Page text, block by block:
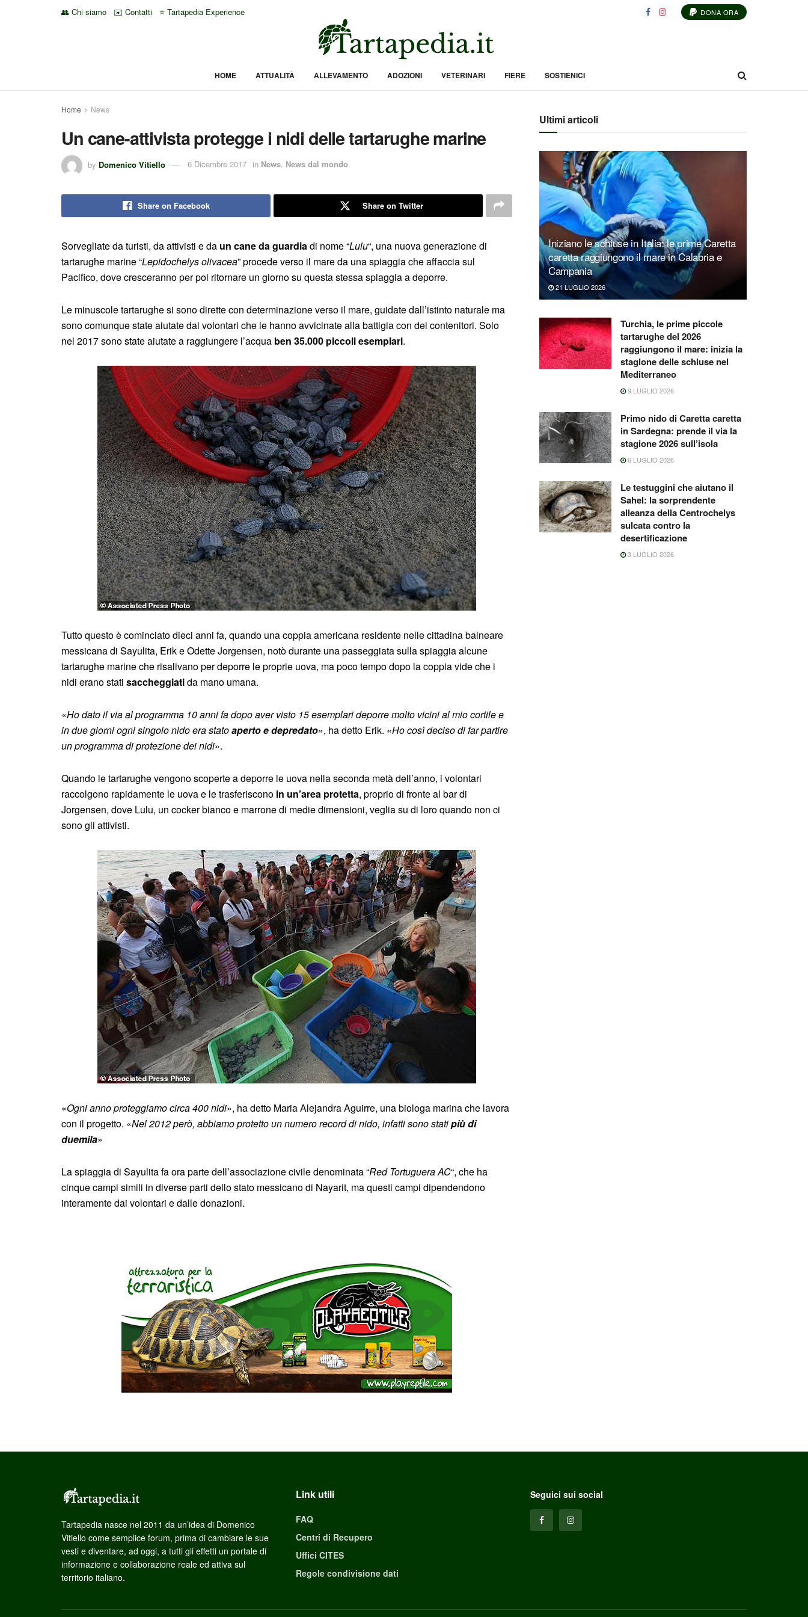
👥 Chi siamo ✉️ Contatti ⭐ Tartapedia Experience DONA ORA
HOME ATTUALITÀ ALLEVAMENTO ADOZIONI VETERINARI FIERE SOSTIENICI
Home News
Un cane-attivista protegge i nidi delle tartarughe marine
by Domenico Vitiello 6 Dicembre 2017 in News, News dal mondo
Share on Facebook Share on Twitter
Sorvegliate da turisti, da attivisti e da un cane da guardia di nome “Lulu“, una nuova generazione di
tartarughe marine “Lepidochelys olivacea” procede verso il mare da una spiaggia che affaccia sul
Pacifico, dove cresceranno per poi ritornare un giorno su questa stessa spiaggia a deporre.
Le minuscole tartarughe si sono dirette con determinazione verso il mare, guidate dall’istinto naturale ma
sono comunque state aiutate dai volontari che le hanno avvicinate alla battigia con dei contenitori. Solo
nel 2017 sono state aiutate a raggiungere l’acqua ben 35.000 piccoli esemplari.
Tutto questo è cominciato dieci anni fa, quando una coppia americana residente nelle cittadina balneare
messicana di Sayulita, Erik e Odette Jorgensen, notò durante una passeggiata sulla spiaggia alcune
tartarughe marine che risalivano per deporre le proprie uova, ma poco tempo dopo la coppia vide che i
nidi erano stati saccheggiatida mano umana.
«Ho dato il via al programma 10 anni fa dopo aver visto 15 esemplari deporre molto vicini al mio cortile e
in due giorni ogni singolo nido era statoaperto e depredato», ha detto Erik. «Ho così deciso di far partire
un programma di protezione dei nidi».
Quando le tartarughe vengono scoperte a deporre le uova nella seconda metà dell’anno, i volontari
raccolgono rapidamente le uova e le trasferiscono in un’area protetta, proprio di fronte al bar di
Jorgensen, dove Lulu, un cocker bianco e marrone di medie dimensioni, veglia su di loro quando non ci
sono gli attivisti.
«Ogni anno proteggiamo circa 400 nidi», ha detto Maria Alejandra Aguirre, una biologa marina che lavora
con il progetto. «Nel 2012 però, abbiamo protetto un numero record di nido, infatti sono statipiù di
duemila»
La spiaggia di Sayulita fa ora parte dell’associazione civile denominata “Red Tortuguera AC“, che ha
cinque campi simili in diverse parti dello stato messicano di Nayarit, ma questi campi dipendendono
interamente dai volontari e dalle donazioni.
Ultimi articoli
Iniziano le schiuse in Italia: le prime Caretta
caretta raggiungono il mare in Calabria e
Campania
21 LUGLIO 2026
Turchia, le prime piccole
tartarughe del 2026
raggiungono il mare: inizia la
stagione delle schiuse nel
Mediterraneo
9 LUGLIO 2026
Primo nido di Caretta caretta
in Sardegna: prende il via la
stagione 2026 sull’isola
6 LUGLIO 2026
Le testuggini che aiutano il
Sahel: la sorprendente
alleanza della Centrochelys
sulcata contro la
desertificazione
3 LUGLIO 2026
Tartapedia nasce nel 2011 da un’idea di Domenico
Vitiello come semplice forum, prima di cambiare le sue
vesti e diventare, ad oggi, a tutti gli effetti un portale di
informazione e collaborazione reale ed attiva sul
territorio italiano.
Link utili
FAQ
Centri di Recupero
Uffici CITES
Regole condivisione dati
Seguici sui social